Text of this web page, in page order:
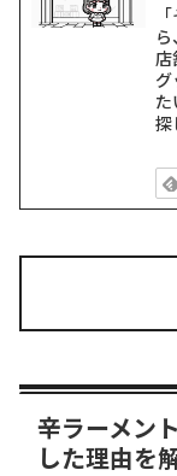
探
辛ラーメン
した理由を